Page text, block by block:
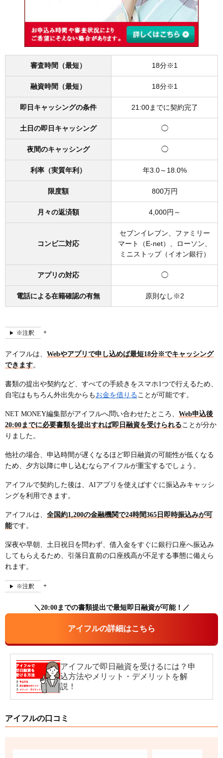
審査時間（最短） 18分※1
融資時間（最短） 18分※1
即日キャッシングの条件 21:00までに契約完了
土日の即日キャッシング ◯
夜間のキャッシング ◯
利率（実質年利） 年3.0～18.0%
限度額 800万円
月々の返済額 4,000円～
コンビ二対応
セブンイレブン、ファミリー
マート（E-net）、ローソン、
ミニストップ（イオン銀行）
アプリの対応 ◯
電話による在籍確認の有無 原則なし※2
※注釈
アイフルは、 Webやアプリで申し込めば最短18分※でキャッシング
できます。
書類の提出や契約など、すべての手続きをスマホ1つで行えるため、
自宅はもちろん外出先からも お金を借りることが可能です。
NET MONEY編集部がアイフルへ問い合わせたところ、 Web申込後
20:00までに必要書類を提出すれば即日融資を受けられることが分か
りました。
他社の場合、申込時間が遅くなるほど即日融資の可能性が低くなる
ため、夕方以降に申し込むならアイフルが重宝するでしょう。
アイフルで契約した後は、AIアプリを使えばすぐに振込みキャッシ
ングを利用できます。
アイフルは、 全国約1,200の金融機関で24時間365日即時振込みが可
能です。
深夜や早朝、土日祝日を問わず、借入金をすぐに銀行口座へ振込み
してもらえるため、引落日直前の口座残高が不足する事態に備えら
れます。
※注釈
＼20:00までの書類提出で最短即日融資が可能！／
アイフルの詳細はこちら
アイフルで即日融資を受けるには？申
込方法やメリット・デメリットを解
説！
アイフルの口コミ